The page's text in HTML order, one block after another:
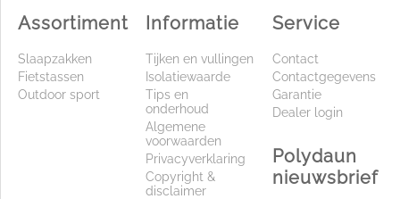
Assortiment
Slaapzakken
Fietstassen
Outdoor sport
Informatie
Tijken en vullingen
Isolatiewaarde
Tips en
onderhoud
Algemene
voorwaarden
Privacyverklaring
Copyright &
disclaimer
Service
Contact
Contactgegevens
Garantie
Dealer login
Polydaun
nieuwsbrief